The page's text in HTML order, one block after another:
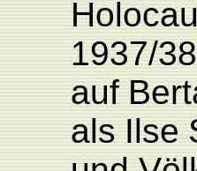
1937/38
auf
als Ilse